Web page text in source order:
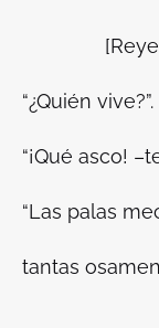
[Reyes
“¿Quién vive?”.
“¡Qué asco!
“Las palas
tantas